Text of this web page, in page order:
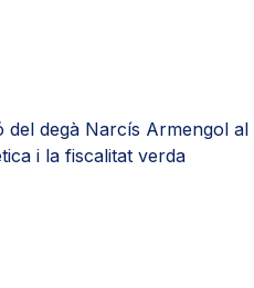
del degà Narcís Armengol
i la fiscalitat verda